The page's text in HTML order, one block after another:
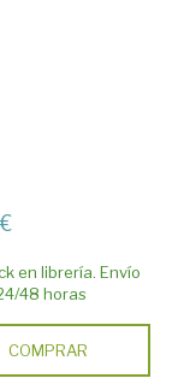
en librería. Envío
48 horas
COMPRAR